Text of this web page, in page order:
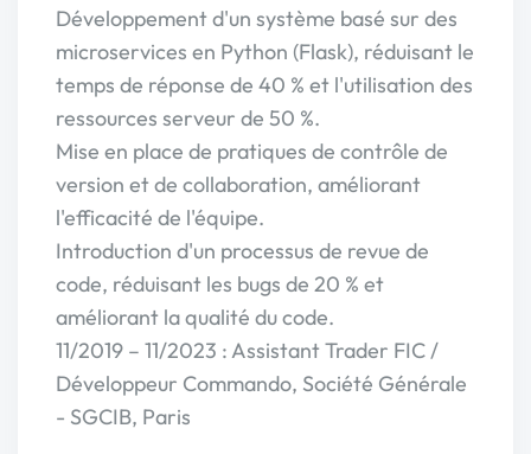
Développement d'un système basé sur des
microservices en Python (Flask), réduisant le
temps de réponse de 40 % et l'utilisation des
ressources serveur de 50 %.
Mise en place de pratiques de contrôle de
version et de collaboration, améliorant
l'efficacité de l'équipe.
Introduction d'un processus de revue de
code, réduisant les bugs de 20 % et
améliorant la qualité du code.
11/2019 – 11/2023 : Assistant Trader FIC /
Développeur Commando, Société Générale
- SGCIB, Paris